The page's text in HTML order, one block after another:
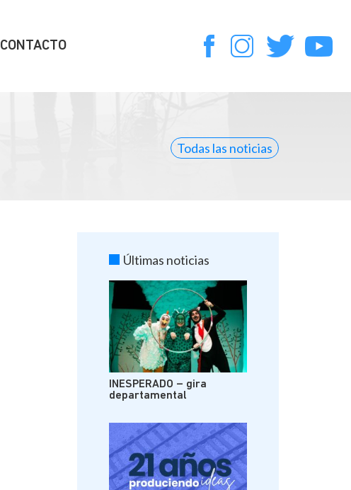
CONTACTO
Todas las noticias
Últimas noticias
INESPERADO – gira
departamental